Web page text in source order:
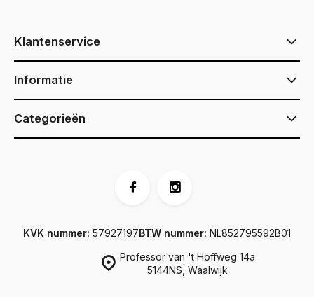
Klantenservice
Informatie
Categorieën
Professor van 't Hoffweg 14a
5144NS, Waalwijk
KVK nummer: 57927197BTW nummer: NL852795592B01